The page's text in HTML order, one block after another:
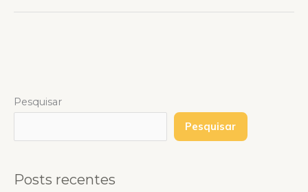
Pesquisar
Pesquisar
Posts recentes